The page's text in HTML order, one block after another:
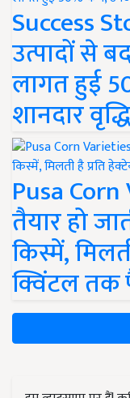
Success
उत्पादों से
लागत हुई
शानदार
Pusa
तैयार हो
किस्में,
क्विंटल तक